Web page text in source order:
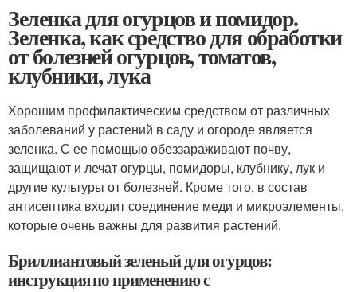
Зеленка для огурцов и помидор.
Зеленка, как средство для обработки
от болезней огурцов, томатов,
клубники, лука
Хорошим профилактическим средством от различных
заболеваний у растений в саду и огороде является
зеленка. С ее помощью обеззараживают почву,
защищают и лечат огурцы, помидоры, клубнику, лук и
другие культуры от болезней. Кроме того, в состав
антисептика входит соединение меди и микроэлементы,
которые очень важны для развития растений.
Бриллиантовый зеленый для огурцов:
инструкция по применению с